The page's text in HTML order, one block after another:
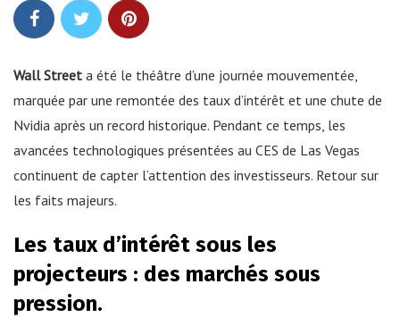
Wall Street a été le théâtre d’une journée mouvementée,
marquée par une remontée des taux d’intérêt et une chute de
Nvidia après un record historique. Pendant ce temps, les
avancées technologiques présentées au CES de Las Vegas
continuent de capter l’attention des investisseurs. Retour sur
les faits majeurs.
Les taux d’intérêt sous les
projecteurs : des marchés sous
pression.